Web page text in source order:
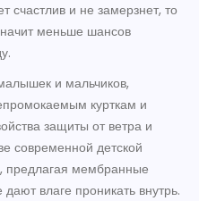
счастлив и не замерзнет, то
меньше шансов
и мальчиков,
курткам и
защиты от ветра и
современной детской
предлагая мембранные
влаге проникать внутрь.